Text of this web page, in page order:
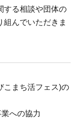
する相談や団体の
組んでいただきま
こまち活フェス)の
への協力